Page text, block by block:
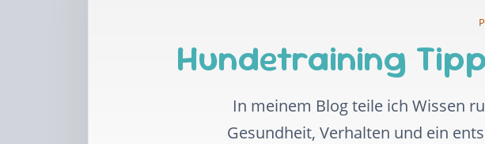
Hundetraining
In meinem Blog teile ich Wissen
Gesundheit, Verhalten und ein